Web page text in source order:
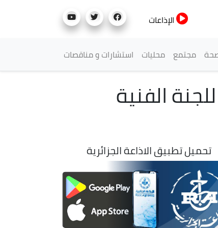
الإذاعات
مجتمع محليات استشارات و مناقصات
الفنية
تحميل تطبيق الاذاعة الجزائرية